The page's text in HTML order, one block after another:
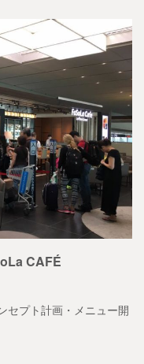
CAFÉ
プト計画・メニュー開